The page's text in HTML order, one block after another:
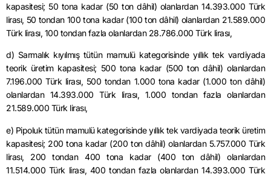
kapasitesi; 50 tona kadar (50 ton dâhil) olanlardan 14.393.000 Türk
lirası, 50 tondan 100 tona kadar (100 ton dâhil) olanlardan 21.589.000
Türk lirası, 100 tondan fazla olanlardan 28.786.000 Türk lirası,
d) Sarmalık kıyılmış tütün mamulü kategorisinde yıllık tek vardiyada
teorik üretim kapasitesi; 500 tona kadar (500 ton dâhil) olanlardan
7.196.000 Türk lirası, 500 tondan 1.000 tona kadar (1.000 ton dâhil)
olanlardan 14.393.000 Türk lirası, 1.000 tondan fazla olanlardan
21.589.000 Türk lirası,
e) Pipoluk tütün mamulü kategorisinde yıllık tek vardiyada teorik üretim
kapasitesi; 200 tona kadar (200 ton dâhil) olanlardan 5.757.000 Türk
lirası, 200 tondan 400 tona kadar (400 ton dâhil) olanlardan
11.514.000 Türk lirası, 400 tondan fazla olanlardan 14.393.000 Türk